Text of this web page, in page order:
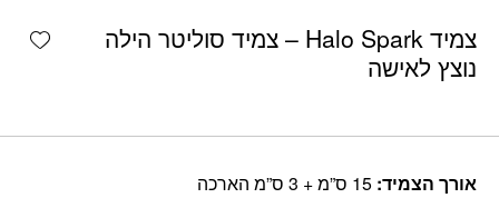
צמיד Halo Spark – צמיד סוליטר הילה
נוצץ לאישה
אורך הצמיד: